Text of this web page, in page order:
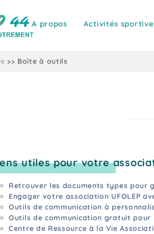
A propos Activités
Boîte à outils
utiles pour votre
Retrouver les documents types pour
Engager votre association UFOLEP
Outils de communication à
Outils de communication gratuit pour
Centre de Ressource à la Vie